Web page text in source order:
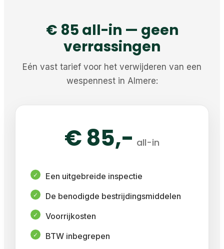
€ 85 all-in — geen
verrassingen
Eén vast tarief voor het verwijderen van een
wespennest in Almere:
€ 85,- all-in
Een uitgebreide inspectie
De benodigde bestrijdingsmiddelen
Voorrijkosten
BTW inbegrepen